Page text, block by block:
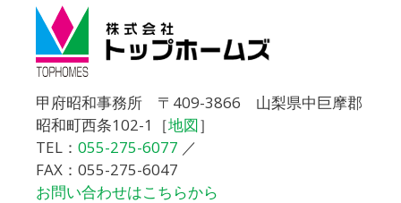
甲府昭和事務所 〒409-3866 山梨県中巨摩郡
昭和町西条102-1［地図］
TEL： 055-275-6077 ／
FAX：055-275-6047
お問い合わせはこちらから